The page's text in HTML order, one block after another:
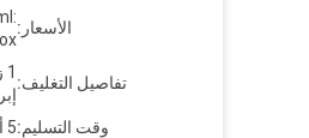
الأسعار:
تفاصيل التغليف:
وقت التسليم:5 أيام عمل